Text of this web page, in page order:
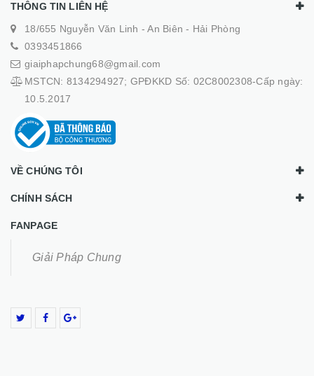
THÔNG TIN LIÊN HỆ
18/655 Nguyễn Văn Linh - An Biên - Hải Phòng
0393451866
giaiphapchung68@gmail.com
MSTCN: 8134294927; GPĐKKD Số: 02C8002308-Cấp ngày:
10.5.2017
VỀ CHÚNG TÔI
CHÍNH SÁCH
FANPAGE
Giải Pháp Chung